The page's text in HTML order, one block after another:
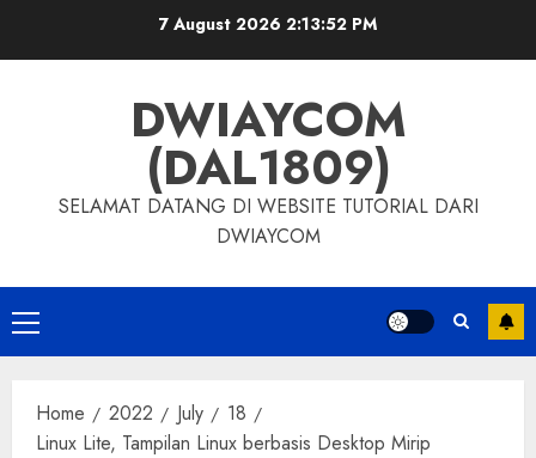
7 August 2026 2:13:53 PM
DWIAYCOM
(DAL1809)
SELAMAT DATANG DI WEBSITE TUTORIAL DARI
DWIAYCOM
Home 2022 July
18
Linux Lite, Tampilan Linux berbasis Desktop Mirip